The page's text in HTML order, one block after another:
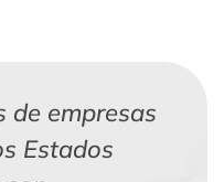
de empresas
Estados